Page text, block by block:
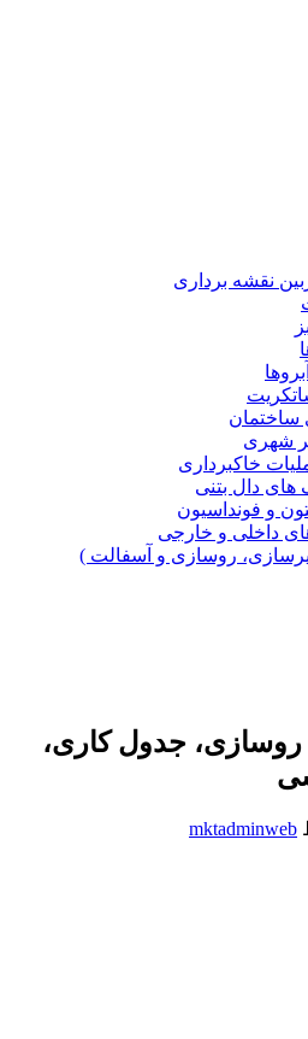
نقشه برداری
ساختمان
شهری
خاکبرداری
دال بتنی
و فونداسیون
داخلی و خارجی
روسازی و آسفالت )
جدول کاری،
mktadminweb